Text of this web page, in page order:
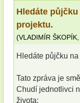
Hledáte
projektu.
(VLADIMÍR ŠKOPÍK
Hledáte půjčku
Tato zpráva je
Chudí jednotlivci
života;